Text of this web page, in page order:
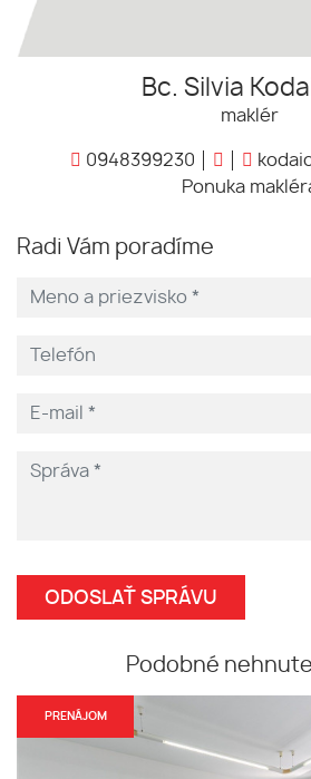
Bc. Silvia
maklér
0948399230
Ponuka
Radi Vám poradíme
Podobné
PRENÁJOM